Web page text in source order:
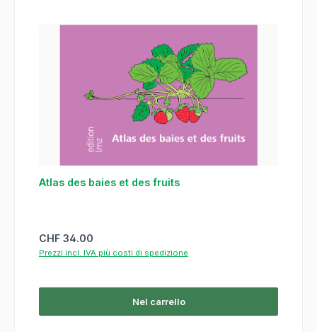
Atlas des baies et des fruits
Prezzo normale:
CHF 34.00
Prezzi incl. IVA più costi di spedizione
Nel carrello